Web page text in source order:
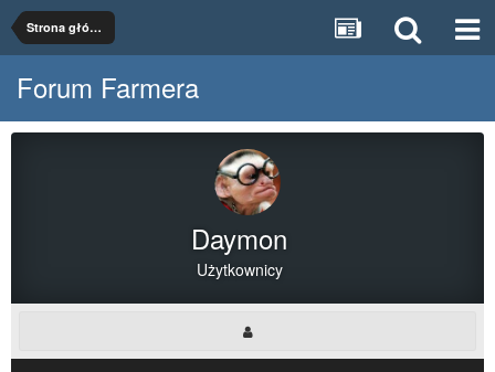
Strona główna
Forum Farmera
Daymon
Użytkownicy